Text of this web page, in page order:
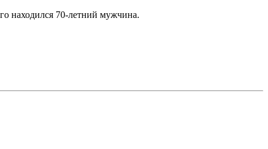
находился 70‑летний мужчина.